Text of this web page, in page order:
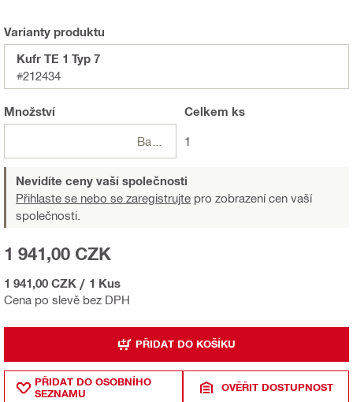
Varianty produktu
Kufr TE 1 Typ 7
#212434
Množství Celkem ks
1
Nevidíte ceny vaší společnosti
Přihlaste se nebo se zaregistrujte pro zobrazení cen vaší
společnosti.
Cena po slevě bez DPH
1 941,00 CZK
1 941,00 CZK / 1 Kus
PŘIDAT DO KOŠÍKU
PŘIDAT DO OSOBNÍHO
SEZNAMU
OVĚŘIT DOSTUPNOST